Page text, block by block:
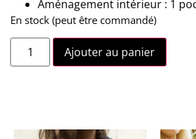
Aménagement intérieur : 1
En stock (peut être commandé)
Ajouter au panier